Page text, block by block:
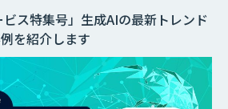
ビス特集号」生成AIの最新トレンド
を紹介します